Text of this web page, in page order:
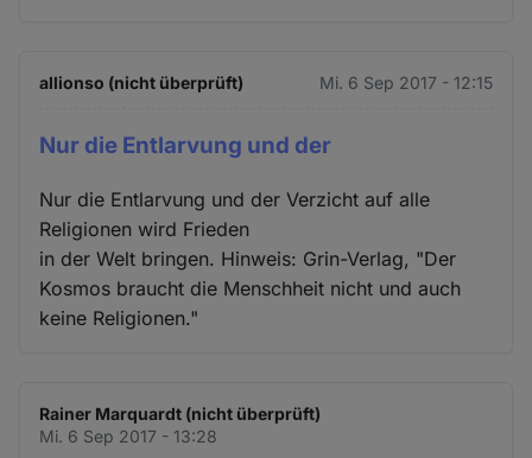
allionso (nicht überprüft) Mi. 6 Sep 2017 - 12:15
Nur die Entlarvung und der
Nur die Entlarvung und der Verzicht auf alle
Religionen wird Frieden
in der Welt bringen. Hinweis: Grin-Verlag, "Der
Kosmos braucht die Menschheit nicht und auch
keine Religionen."
Rainer Marquardt (nicht überprüft)
Mi. 6 Sep 2017 - 13:28